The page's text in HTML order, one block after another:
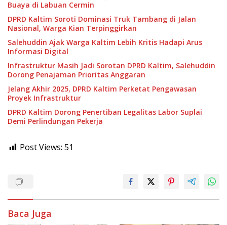
Buaya di Labuan Cermin
DPRD Kaltim Soroti Dominasi Truk Tambang di Jalan
Nasional, Warga Kian Terpinggirkan
Salehuddin Ajak Warga Kaltim Lebih Kritis Hadapi Arus
Informasi Digital
Infrastruktur Masih Jadi Sorotan DPRD Kaltim, Salehuddin
Dorong Penajaman Prioritas Anggaran
Jelang Akhir 2025, DPRD Kaltim Perketat Pengawasan
Proyek Infrastruktur
DPRD Kaltim Dorong Penertiban Legalitas Labor Suplai
Demi Perlindungan Pekerja
Post Views: 51
Baca Juga